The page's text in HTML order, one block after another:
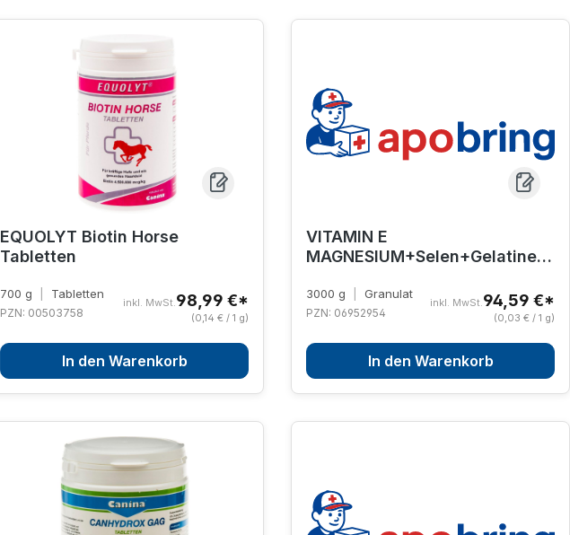
EQUOLYT Biotin Horse
Tabletten
700 g Tabletten
PZN: 00503758
inkl. MwSt.98,99 €*
(0,14 € / 1 g)
In den Warenkorb
VITAMIN E
MAGNESIUM+Selen+Gelatine
3000 g Granulat
PZN: 06952954
inkl. MwSt.94,59 €*
(0,03 € / 1 g)
In den Warenkorb